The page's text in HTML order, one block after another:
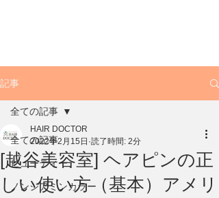
記事
全ての記事
ビューティー、
ノンジアミンカラー
全ての記事
[越谷美容室] ヘアピンの正
しい使い方（基本）アメリ
HAIR DOCTOR
2022年2月15日 読了時間: 2分